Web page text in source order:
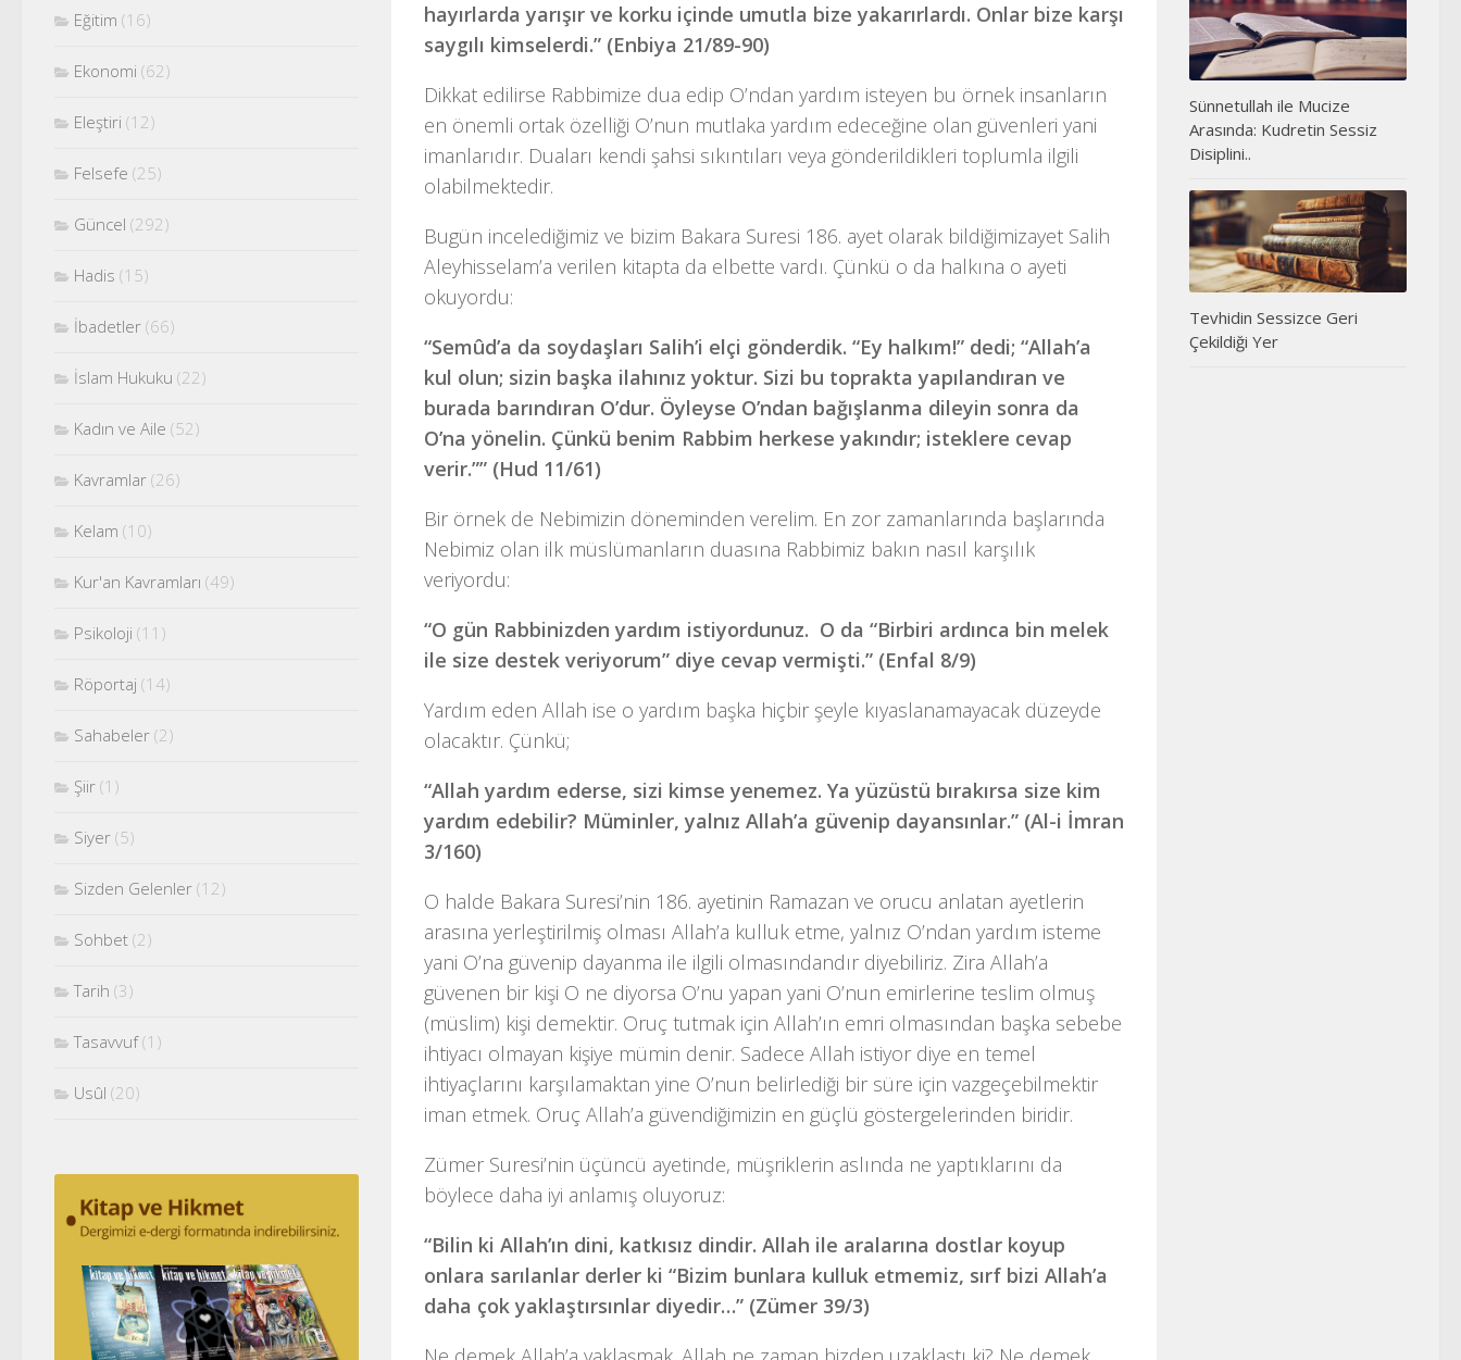
hayırlarda yarışır ve korku içinde umutla bize yakarırlardı. Onlar bize karşı
saygılı kimselerdi.” (Enbiya 21/89-90)
Dikkat edilirse Rabbimize dua edip O’ndan yardım isteyen bu örnek insanların
en önemli ortak özelliği O’nun mutlaka yardım edeceğine olan güvenleri yani
imanlarıdır. Duaları kendi şahsi sıkıntıları veya gönderildikleri toplumla ilgili
olabilmektedir.
Bugün incelediğimiz ve bizim Bakara Suresi 186. ayet olarak bildiğimizayet Salih
Aleyhisselam’a verilen kitapta da elbette vardı. Çünkü o da halkına o ayeti
okuyordu:
“Semûd’a da soydaşları Salih’i elçi gönderdik. “Ey halkım!” dedi; “Allah’a
kul olun; sizin başka ilahınız yoktur. Sizi bu toprakta yapılandıran ve
burada barındıran O’dur. Öyleyse O’ndan bağışlanma dileyin sonra da
O’na yönelin. Çünkü benim Rabbim herkese yakındır; isteklere cevap
verir.”” (Hud 11/61)
Bir örnek de Nebimizin döneminden verelim. En zor zamanlarında başlarında
Nebimiz olan ilk müslümanların duasına Rabbimiz bakın nasıl karşılık
veriyordu:
“O gün Rabbinizden yardım istiyordunuz. O da “Birbiri ardınca bin melek
ile size destek veriyorum” diye cevap vermişti.” (Enfal 8/9)
Yardım eden Allah ise o yardım başka hiçbir şeyle kıyaslanamayacak düzeyde
olacaktır. Çünkü;
“Allah yardım ederse, sizi kimse yenemez. Ya yüzüstü bırakırsa size kim
yardım edebilir? Müminler, yalnız Allah’a güvenip dayansınlar.” (Al-i İmran
3/160)
O halde Bakara Suresi’nin 186. ayetinin Ramazan ve orucu anlatan ayetlerin
arasına yerleştirilmiş olması Allah’a kulluk etme, yalnız O’ndan yardım isteme
yani O’na güvenip dayanma ile ilgili olmasındandır diyebiliriz. Zira Allah’a
güvenen bir kişi O ne diyorsa O’nu yapan yani O’nun emirlerine teslim olmuş
(müslim) kişi demektir. Oruç tutmak için Allah’ın emri olmasından başka sebebe
ihtiyacı olmayan kişiye mümin denir. Sadece Allah istiyor diye en temel
ihtiyaçlarını karşılamaktan yine O’nun belirlediği bir süre için vazgeçebilmektir
iman etmek. Oruç Allah’a güvendiğimizin en güçlü göstergelerinden biridir.
Zümer Suresi’nin üçüncü ayetinde, müşriklerin aslında ne yaptıklarını da
böylece daha iyi anlamış oluyoruz:
“Bilin ki Allah’ın dini, katkısız dindir. Allah ile aralarına dostlar koyup
onlara sarılanlar derler ki “Bizim bunlara kulluk etmemiz, sırf bizi Allah’a
daha çok yaklaştırsınlar diyedir…” (Zümer 39/3)
Eğitim (16)
Ekonomi (62)
Eleştiri (12)
Felsefe (25)
Güncel (292)
Hadis (15)
İbadetler (66)
İslam Hukuku (22)
Kadın ve Aile (52)
Kavramlar (26)
Kelam (10)
Kur'an Kavramları (49)
Psikoloji (11)
Röportaj (14)
Sahabeler (2)
Şiir (1)
Siyer (5)
Sizden Gelenler (12)
Sohbet (2)
Tarih (3)
Tasavvuf(1)
Usûl (20)
Sünnetullah ile Mucize
Arasında: Kudretin Sessiz
Disiplini..
Tevhidin Sessizce Geri
Çekildiği Yer